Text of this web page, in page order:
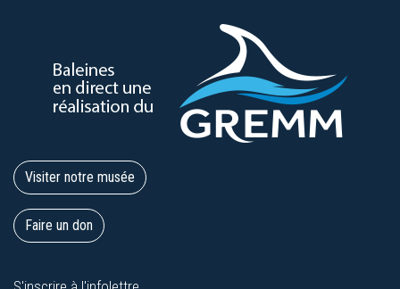
Visiter notre musée
Faire un don